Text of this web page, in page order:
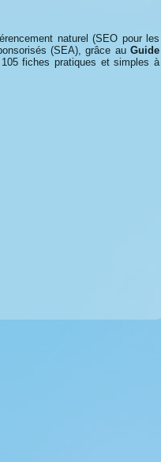
naturel (SEO pour les
(SEA), grâce au Guide
fiches pratiques et simples à